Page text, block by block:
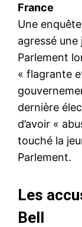
France
Une
agressé
Parlement
« flagrante
dernière
d’avoir «
touché la
Parlement.
Les
Bell